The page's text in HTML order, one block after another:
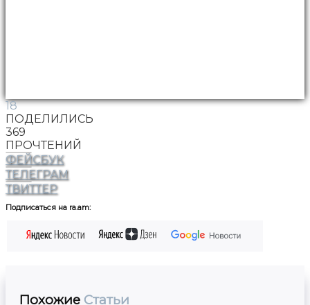
18
ПОДЕЛИЛИСЬ
369
ПРОЧТЕНИЙ
ФЕЙСБУК
ТЕЛЕГРАМ
ТВИТТЕР
Подписаться на ra.am:
Похожие Статьи